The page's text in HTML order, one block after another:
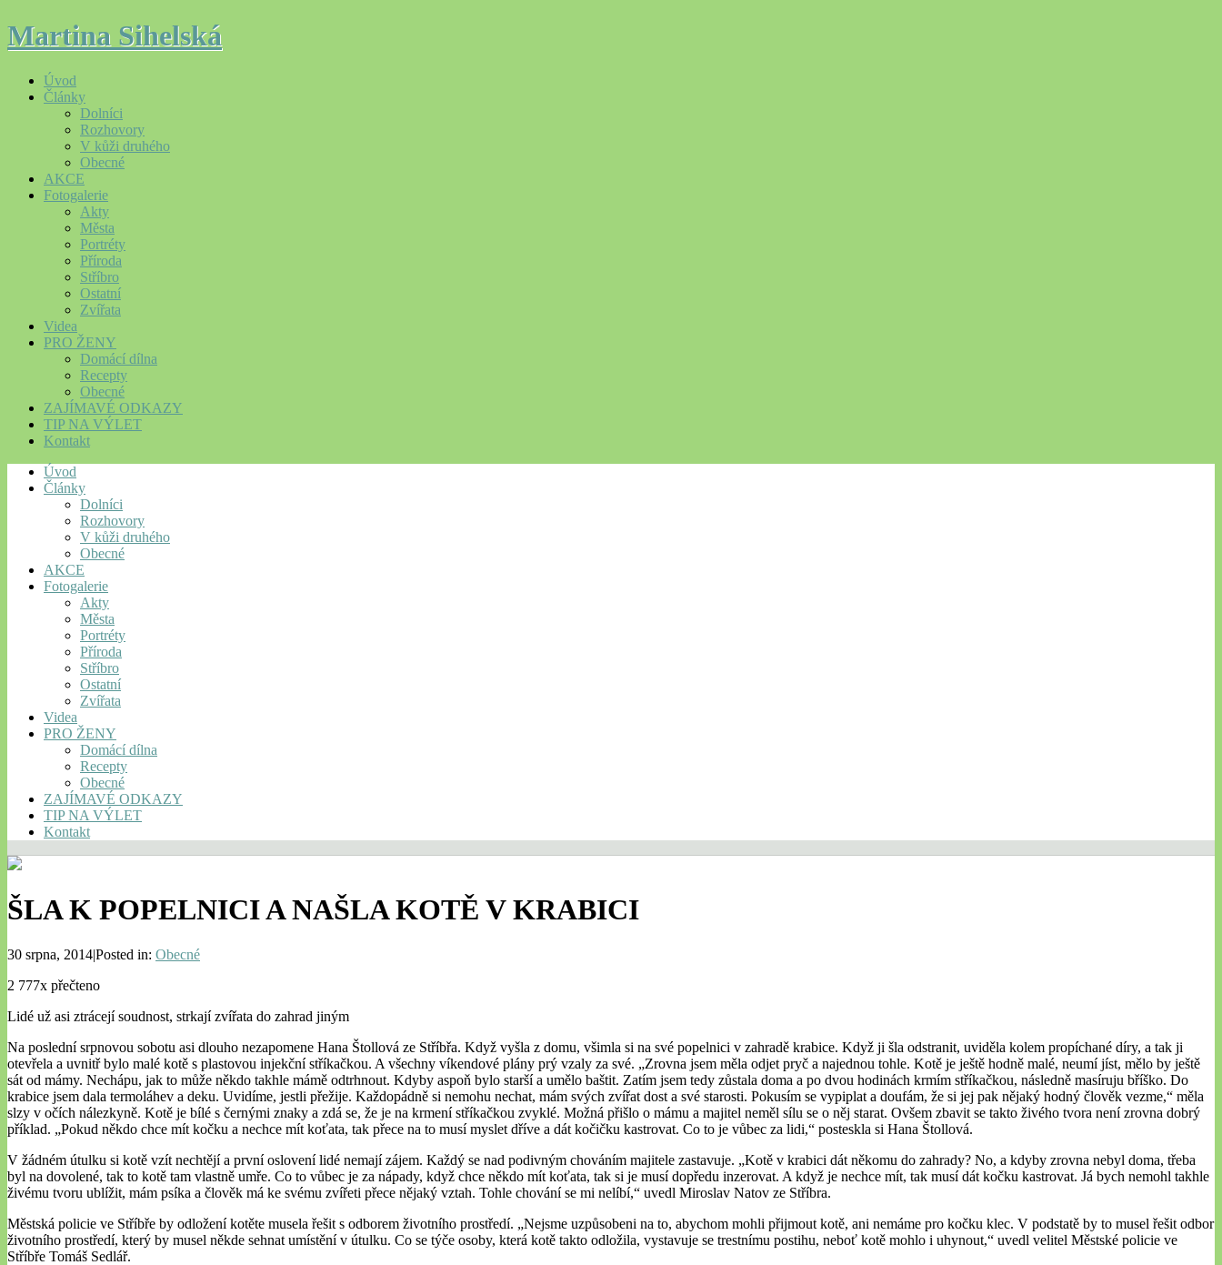
Martina Sihelská
Úvod
Články
Dolníci
Rozhovory
V kůži druhého
Obecné
AKCE
Fotogalerie
Akty
Města
Portréty
Příroda
Stříbro
Ostatní
Zvířata
Videa
PRO ŽENY
Domácí dílna
Recepty
Obecné
ZAJÍMAVÉ ODKAZY
TIP NA VÝLET
Kontakt
Úvod
Články
Dolníci
Rozhovory
V kůži druhého
Obecné
AKCE
Fotogalerie
Akty
Města
Portréty
Příroda
Stříbro
Ostatní
Zvířata
Videa
PRO ŽENY
Domácí dílna
Recepty
Obecné
ZAJÍMAVÉ ODKAZY
TIP NA VÝLET
Kontakt
ŠLA K POPELNICI A NAŠLA KOTĚ V KRABICI
30 srpna, 2014|Posted in: Obecné
2 777x přečteno
Lidé už asi ztrácejí soudnost, strkají zvířata do zahrad jiným
Na poslední srpnovou sobotu asi dlouho nezapomene Hana Štollová ze Stříbřa. Když vyšla z domu, všimla si na své popelnici v zahradě krabice. Když ji šla odstranit, uviděla kolem propíchané díry, a tak ji
otevřela a uvnitř bylo malé kotě s plastovou injekční stříkačkou. A všechny víkendové plány prý vzaly za své. „Zrovna jsem měla odjet pryč a najednou tohle. Kotě je ještě hodně malé, neumí jíst, mělo by ještě
sát od mámy. Nechápu, jak to může někdo takhle mámě odtrhnout. Kdyby aspoň bylo starší a umělo baštit. Zatím jsem tedy zůstala doma a po dvou hodinách krmím stříkačkou, následně masíruju bříško. Do
krabice jsem dala termoláhev a deku. Uvidíme, jestli přežije. Každopádně si nemohu nechat, mám svých zvířat dost a své starosti. Pokusím se vypiplat a doufám, že si jej pak nějaký hodný člověk vezme,“ měla
slzy v očích nálezkyně. Kotě je bílé s černými znaky a zdá se, že je na krmení stříkačkou zvyklé. Možná přišlo o mámu a majitel neměl sílu se o něj starat. Ovšem zbavit se takto živého tvora není zrovna dobrý
příklad. „Pokud někdo chce mít kočku a nechce mít koťata, tak přece na to musí myslet dříve a dát kočičku kastrovat. Co to je vůbec za lidi,“ posteskla si Hana Štollová.
V žádném útulku si kotě vzít nechtějí a první oslovení lidé nemají zájem. Každý se nad podivným chováním majitele zastavuje. „Kotě v krabici dát někomu do zahrady? No, a kdyby zrovna nebyl doma, třeba
byl na dovolené, tak to kotě tam vlastně umře. Co to vůbec je za nápady, když chce někdo mít koťata, tak si je musí dopředu inzerovat. A když je nechce mít, tak musí dát kočku kastrovat. Já bych nemohl takhle
živému tvoru ublížit, mám psíka a člověk má ke svému zvířeti přece nějaký vztah. Tohle chování se mi nelíbí,“ uvedl Miroslav Natov ze Stříbra.
Městská policie ve Stříbře by odložení kotěte musela řešit s odborem životního prostředí. „Nejsme uzpůsobeni na to, abychom mohli přijmout kotě, ani nemáme pro kočku klec. V podstatě by to musel řešit odbor
životního prostředí, který by musel někde sehnat umístění v útulku. Co se týče osoby, která kotě takto odložila, vystavuje se trestnímu postihu, neboť kotě mohlo i uhynout,“ uvedl velitel Městské policie ve
Stříbře Tomáš Sedlář.